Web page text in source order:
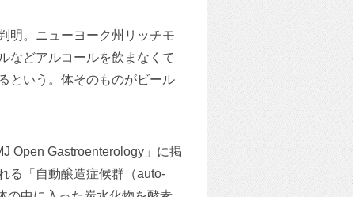
明。ニューヨーク州リッチモ
などアルコールを飲まなくて
という。体そのものがビール
Open Gastroenterology」に掲
る「自動醸造症候群（auto-